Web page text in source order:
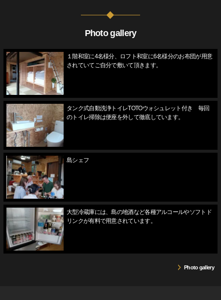
Photo gallery
１階和室に4名様分、ロフト和室に6名様分のお布団が用意
されていてご自分で敷いて頂きます。
タンク式自動洗浄トイレTOTOウォシュレット付き 毎回
のトイレ掃除は便座を外して徹底しています。
島シェフ
大型冷蔵庫には、島の地酒など各種アルコールやソフトド
リンクが有料で用意されています。
Photo gallery